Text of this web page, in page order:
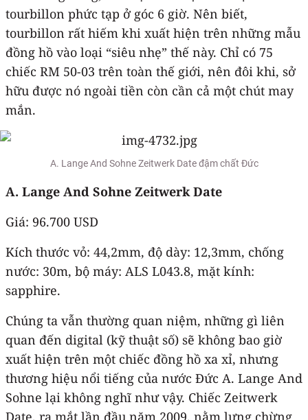
tourbillon phức tạp ở góc 6 giờ. Nên biết,
tourbillon rất hiếm khi xuất hiện trên những mẫu
đồng hồ vào loại “siêu nhẹ” thế này. Chỉ có 75
chiếc RM 50-03 trên toàn thế giới, nên đôi khi, sở
hữu được nó ngoài tiền còn cần cả một chút may
mắn.
A. Lange And Sohne Zeitwerk Date đậm chất Đức
A. Lange And Sohne Zeitwerk Date
Giá: 96.700 USD
Kích thước vỏ: 44,2mm, độ dày: 12,3mm, chống
nước: 30m, bộ máy: ALS L043.8, mặt kính:
sapphire.
Chúng ta vẫn thường quan niệm, những gì liên
quan đến digital (kỹ thuật số) sẽ không bao giờ
xuất hiện trên một chiếc đồng hồ xa xỉ, nhưng
thương hiệu nổi tiếng của nước Đức A. Lange And
Sohne lại không nghĩ như vậy. Chiếc Zeitwerk
Date, ra mắt lần đầu năm 2009, nằm lưng chừng